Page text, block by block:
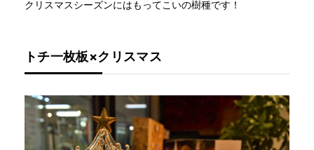
クリスマスシーズンにはもってこいの樹種です！
トチ一枚板×クリスマス